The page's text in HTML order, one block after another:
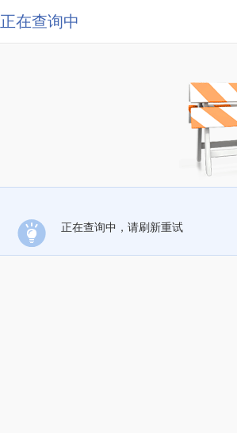
正在查询中
正在查询中，请刷新重试